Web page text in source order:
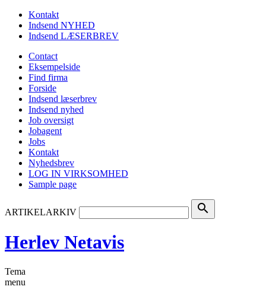
Kontakt
Indsend NYHED
Indsend LÆSERBREV
Contact
Eksempelside
Find firma
Forside
Indsend læserbrev
Indsend nyhed
Job oversigt
Jobagent
Jobs
Kontakt
Nyhedsbrev
LOG IN VIRKSOMHED
Sample page
ARTIKELARKIV search
Herlev Netavis
Tema
menu